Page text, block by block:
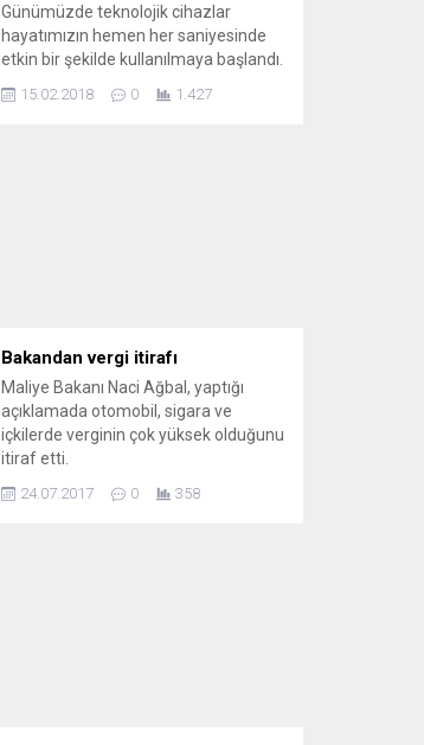
Günümüzde teknolojik cihazlar
hayatımızın hemen her saniyesinde
etkin bir şekilde kullanılmaya başlandı.
Özellikle her geçen gün yeni bir özellik
kazanan mobil cihazlar teknik
15.02.2018 0 1.427
Bakandan vergi itirafı
Maliye Bakanı Naci Ağbal, yaptığı
açıklamada otomobil, sigara ve
içkilerde verginin çok yüksek olduğunu
itiraf etti.
24.07.2017 0 358